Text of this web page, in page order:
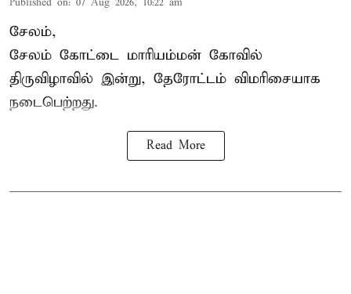
சேலம்,
சேலம் கோட்டை மாரியம்மன் கோவில்
திருவிழாவில் இன்று, தேரோட்டம் விமரிசையாக
நடைபெற்றது.
Read More